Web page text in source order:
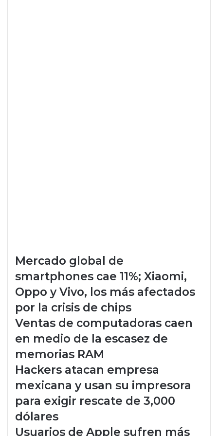
Mercado global de
smartphones cae 11%; Xiaomi,
Oppo y Vivo, los más afectados
por la crisis de chips
Ventas de computadoras caen
en medio de la escasez de
memorias RAM
Hackers atacan empresa
mexicana y usan su impresora
para exigir rescate de 3,000
dólares
Usuarios de Apple sufren más